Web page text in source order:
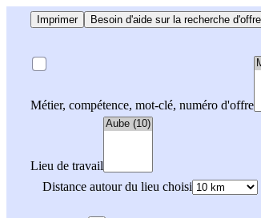
Imprimer Besoin d'aide sur la recherche
Métier, compétence, mot-clé, numéro d'offre
Lieu de travail
Distance autour du lieu choisi